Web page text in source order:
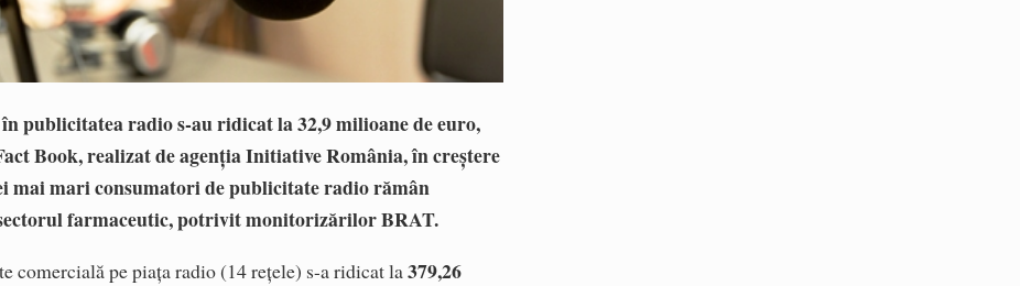
publicitatea radio s-au ridicat la 32,9 milioane de euro,
Book, realizat de agenția Initiative România, în creștere
mai mari consumatori de publicitate radio rămân
farmaceutic, potrivit monitorizărilor BRAT.
comercială pe piața radio (14 rețele) s-a ridicat la379,26